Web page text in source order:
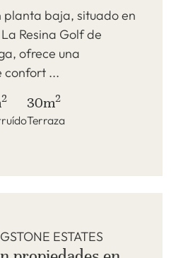
baja, situado en
Resina Golf de
ofrece una
confort ...
2 30m2
Terraza
ESTATES